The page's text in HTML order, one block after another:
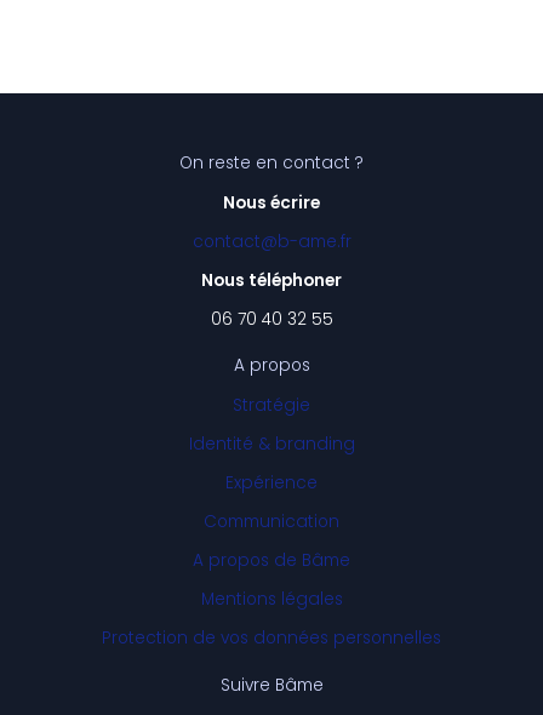
On reste en contact ?
Nous écrire
contact@b-ame.fr
Nous téléphoner
06 70 40 32 55
A propos
Stratégie
Identité & branding
Expérience
Communication
A propos de Bâme
Mentions légales
Protection de vos données personnelles
Suivre Bâme